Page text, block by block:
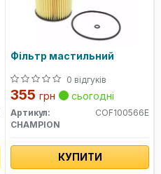
Фільтр мастильний
0 відгуків
355 грн сьогодні
Артикул:
COF100566E
CHAMPION
КУПИТИ